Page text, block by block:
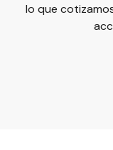
lo que